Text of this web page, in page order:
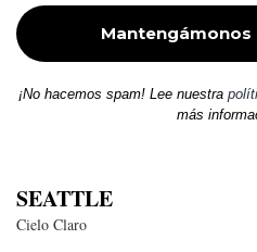
¡No hacemos spam! Lee nuestra
más
SEATTLE
Cielo Claro